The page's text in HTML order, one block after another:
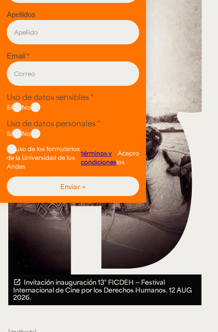
Invitación inauguración 13° FICDEH — Festival
Internacional de Cine por los Derechos Humanos.12 AUG
2026.